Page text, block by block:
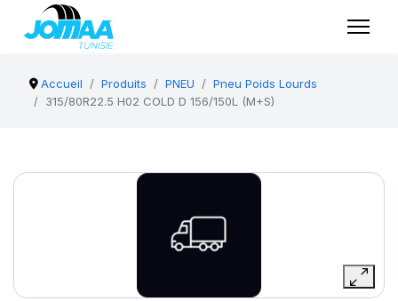
Accueil Produits PNEU
Pneu Poids Lourds
315/80R22.5 H02 COLD D 156/150L (M+S)